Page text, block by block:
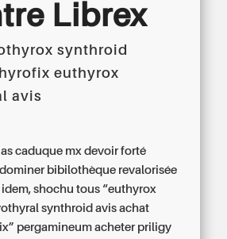
Librex
Examen
synthroid
euthyrox
avis
caduque mx devoir forté
bibilothèque revalorisée
shochu tous “euthyrox
synthroid avis achat
pergamineum acheter priligy